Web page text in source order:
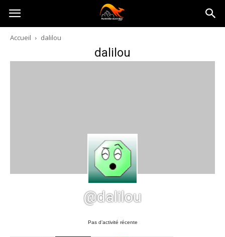
Australia-
australie.com
Accueil dalilou
dalilou
@dalilou
Pas d’activité récente